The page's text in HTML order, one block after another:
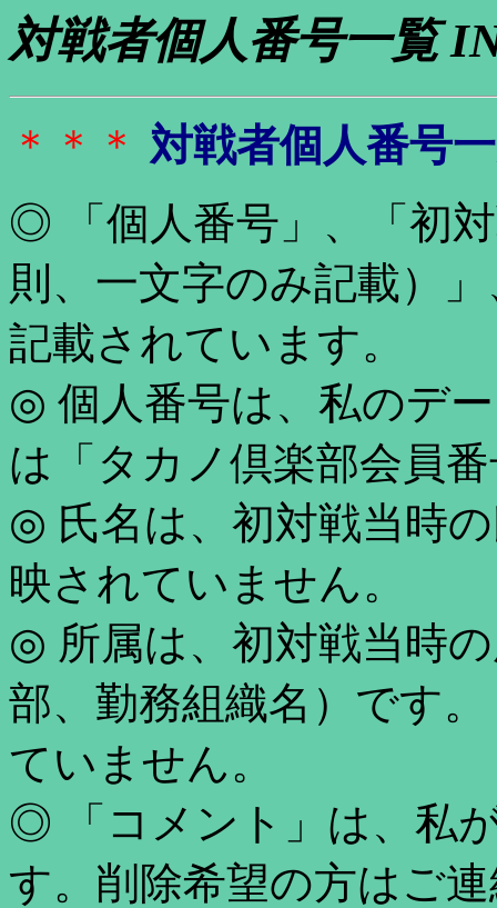
対戦者個人番号一覧
＊＊＊ 対戦者個人番号
◎ 「個人番号」、「初
則、一文字のみ記載）
記載されています。
◎ 個人番号は、私のデ
は「タカノ倶楽部会員
◎ 氏名は、初対戦当時
映されていません。
◎ 所属は、初対戦当時
部、勤務組織名）です
ていません。
◎ 「コメント」は、私
す。削除希望の方はご